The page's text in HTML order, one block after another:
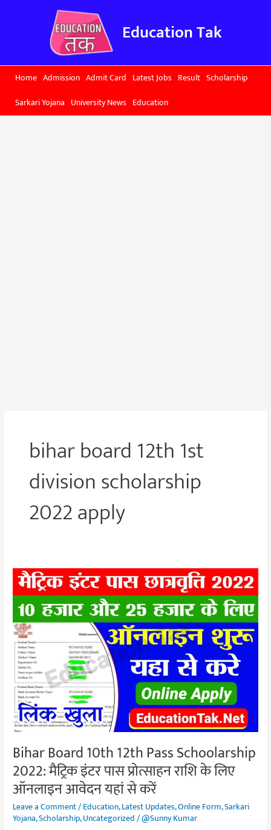
Education Tak
Home Admission Admit Card Latest Jobs Result Scholarship
Sarkari Yojana University News Education
bihar board 12th 1st
division scholarship
2022 apply
Bihar Board 10th 12th Pass Schoolarship
2022: मैट्रिक इंटर पास प्रोत्साहन राशि के लिए
ऑनलाइन आवेदन यहां से करें
Leave a Comment/Education,Latest Updates,Online Form,Sarkari
Yojana,Scholarship,Uncategorized/@Sunny Kumar
Bihar
Board
10th
12th
Pass
Schoolarship
2022:
मैट्रिक
इंटर
पास
प्रोत्साहन
के
लिए
ऑनलाइन
आवेदन
यहां